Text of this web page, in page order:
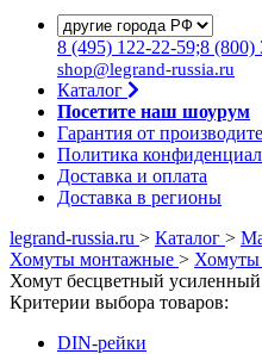
8 (495) 122-22-59;8 (800)
shop@legrand-russia.ru
Каталог
Посетите наш шоурум
Гарантия от
Политика
Доставка и оплата
Доставка в регионы
legrand-russia.ru > Каталог >
Хомуты монтажные > Хомуты
Хомут бесцветный усиленный
Критерии выбора товаров:
DIN-рейки